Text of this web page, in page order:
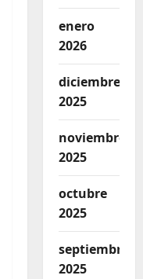
enero
2026
diciembre
2025
noviembre
2025
octubre
2025
septiembre
2025